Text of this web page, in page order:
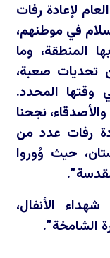
لإعادة رفات
بسلام في موطنهم،
المنطقة، وما
تحديات صعبة،
المحدد.
نجحنا
رفات عدد من
حيث وُوروا
الأنفال،
الشامخة”.